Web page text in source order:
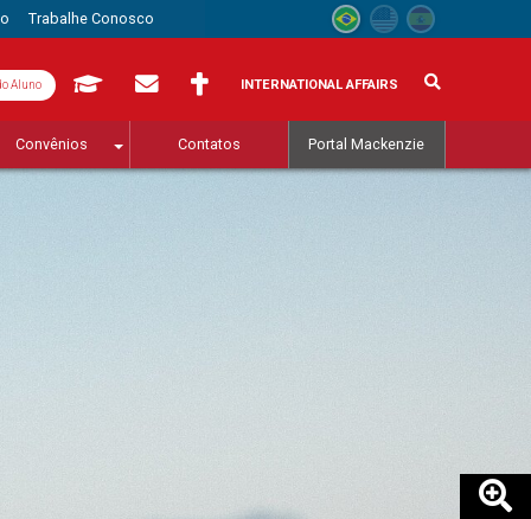
Trabalhe Conosco
Aluno INTERNATIONAL AFFAIRS
Convênios Contatos Portal Mackenzie